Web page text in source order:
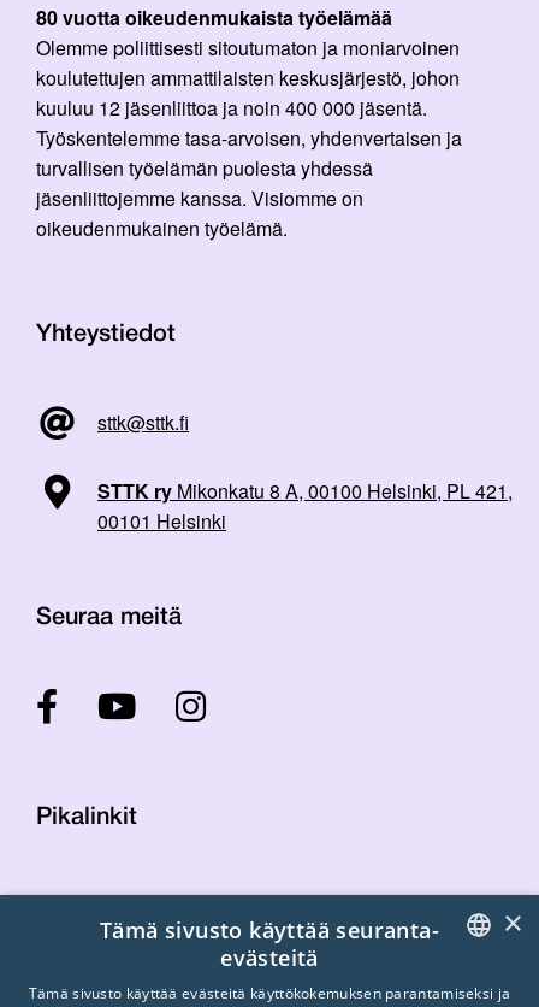
80 vuotta oikeudenmukaista työelämää
Olemme poliittisesti sitoutumaton ja moniarvoinen
koulutettujen ammattilaisten keskusjärjestö, johon
kuuluu 12 jäsenliittoa ja noin 400 000 jäsentä.
Työskentelemme tasa-arvoisen, yhdenvertaisen ja
turvallisen työelämän puolesta yhdessä
jäsenliittojemme kanssa. Visiomme on
oikeudenmukainen työelämä.
Yhteystiedot
sttk@sttk.fi
STTK ry Mikonkatu 8 A, 00100 Helsinki, PL 421,
00101 Helsinki
Seuraa meitä
Pikalinkit
Laskutustiedot
Tietosuojaseloste
FINNISH
×
Tämä sivusto käyttää seuranta-
evästeitä
Tämä sivusto käyttää evästeitä käyttökokemuksen parantamiseksi ja